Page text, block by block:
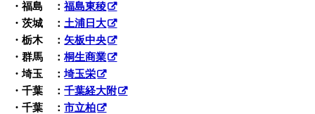
・福島 ：福島東稜
・茨城 ： 土浦日大
・栃木 ： 矢板中央
・群馬 ：桐生商業
・埼玉 ：埼玉栄
・千葉 ：千葉経大附
・千葉 ：市立柏